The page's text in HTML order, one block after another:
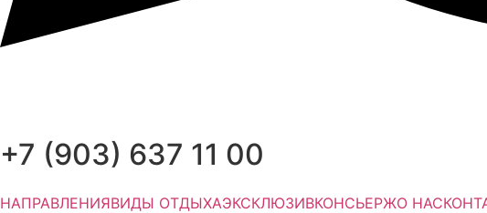
+7 (903) 637 11 00
НАПРАВЛЕНИЯВИДЫ ОТДЫХАЭКСКЛЮЗИВКОНСЬЕРЖО НАС